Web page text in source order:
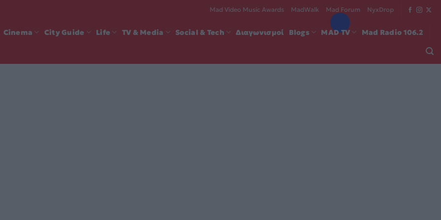
Mad Video Music Awards MadWalk Mad Forum NyxDrop
Cinema City Guide Life TV & Media Social & Tech Διαγωνισμοί Blogs MAD TV Mad Radio 106.2